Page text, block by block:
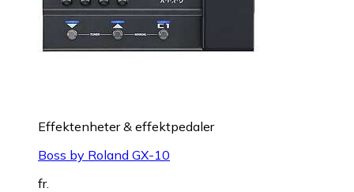
Effektenheter & effektpedaler
Boss by Roland GX-10
fr.